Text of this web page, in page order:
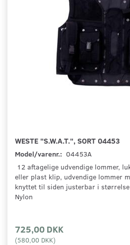
WESTE "S.W.A.T.", SORT 04453
Model/varenr.: 04453A
12 aftagelige udvendige lommer,
eller plast klip, udvendige lommer
knyttet til siden justerbar i
Nylon
725,00 DKK
(580,00 DKK)